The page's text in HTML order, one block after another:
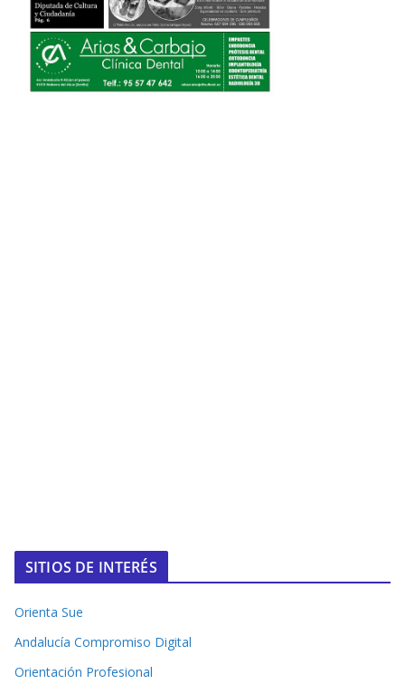
SITIOS DE INTERÉS
Orienta Sue
Andalucía Compromiso Digital
Orientación Profesional